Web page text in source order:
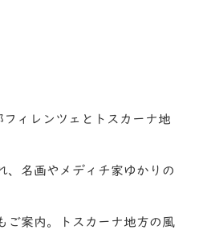
ィレンツェとトスカーナ地
名画やメディチ家ゆかりの
ご案内。トスカーナ地方の風